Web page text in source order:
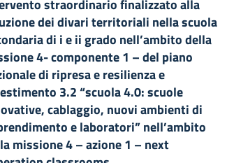
straordinario finalizzato alla
dei divari territoriali nella scuola
di i e ii grado nell’ambito della
4- componente 1 – del piano
di ripresa e resilienza e
3.2 “scuola 4.0: scuole
cablaggio, nuovi ambienti di
e laboratori” nell’ambito
missione 4 – azione 1 – next